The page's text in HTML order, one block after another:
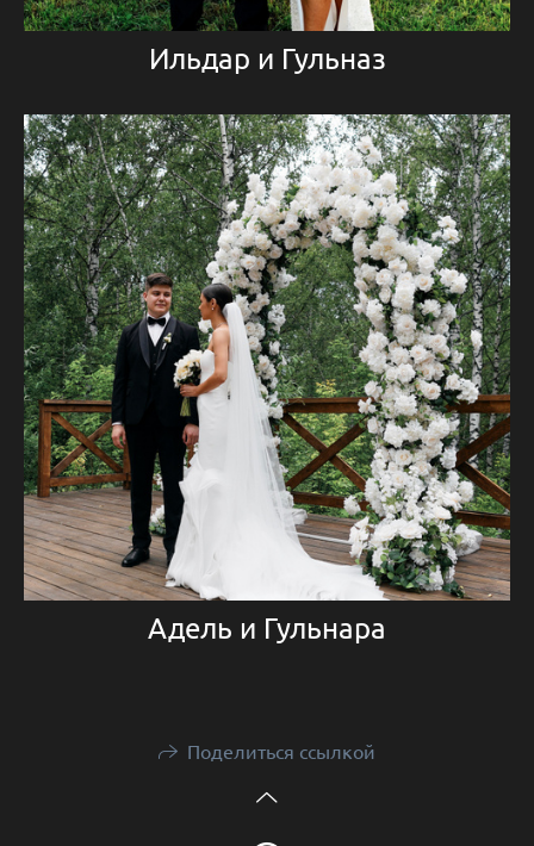
Ильдар и Гульназ
Адель и Гульнара
Поделиться ссылкой